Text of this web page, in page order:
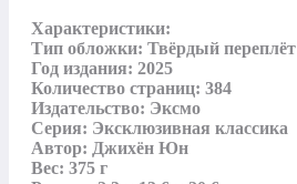
Характеристики:
Тип обложки: Твёрдый переплёт
Год издания: 2025
Количество страниц: 384
Издательство: Эксмо
Серия: Эксклюзивная классика
Автор: Джихён Юн
Вес: 375 г